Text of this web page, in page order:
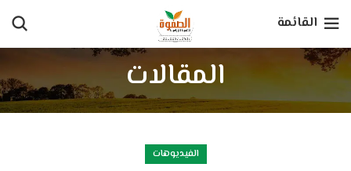
القائمة
المقالات
الفيديوهات